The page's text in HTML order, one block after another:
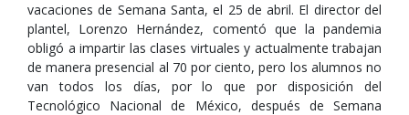
vacaciones de Semana Santa, el 25 de abril. El director del
plantel, Lorenzo Hernández, comentó que la pandemia
obligó a impartir las clases virtuales y actualmente trabajan
de manera presencial al 70 por ciento, pero los alumnos no
van todos los días, por lo que por disposición del
Tecnológico Nacional de México, después de Semana